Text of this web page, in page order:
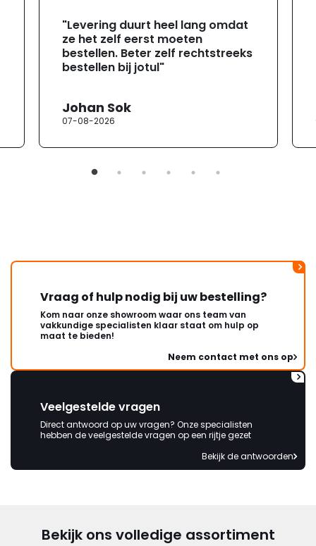
"Levering duurt heel lang omdat
ze het zelf eerst moeten
bestellen. Beter zelf rechtstreeks
bestellen bij jotul"
Johan Sok
07-08-2026
Vraag of hulp nodig bij uw bestelling?
Kom naar onze showroom waar ons team van
vakkundige specialisten klaar staat om hulp op
maat te bieden!
Neem contact met ons op
Veelgestelde vragen
Direct antwoord op uw vragen? Onze specialisten
hebben de veelgestelde vragen op een rijtje gezet
Bekijk de antwoorden
Bekijk ons volledige assortiment